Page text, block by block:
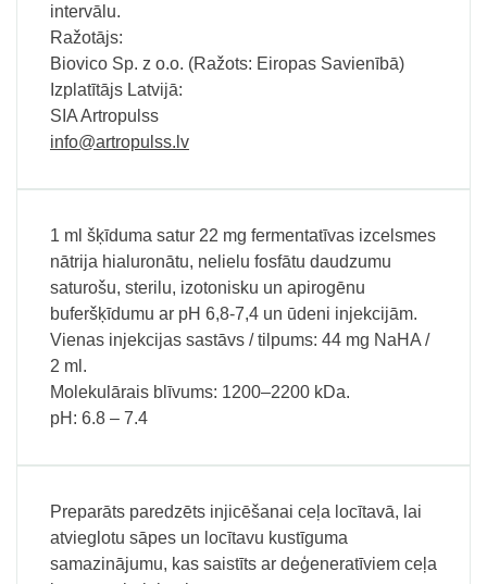
intervālu.
Ražotājs:
Biovico Sp. z o.o. (Ražots: Eiropas Savienībā)
Izplatītājs Latvijā:
SIA Artropulss
info@artropulss.lv
1 ml šķīduma satur 22 mg fermentatīvas izcelsmes
nātrija hialuronātu, nelielu fosfātu daudzumu
saturošu, sterilu, izotonisku un apirogēnu
buferšķīdumu ar pH 6,8-7,4 un ūdeni injekcijām.
Vienas injekcijas sastāvs / tilpums: 44 mg NaHA /
2 ml.
Molekulārais blīvums: 1200–2200 kDa.
pH: 6.8 – 7.4
Preparāts paredzēts injicēšanai ceļa locītavā, lai
atvieglotu sāpes un locītavu kustīguma
samazinājumu, kas saistīts ar deģeneratīviem ceļa